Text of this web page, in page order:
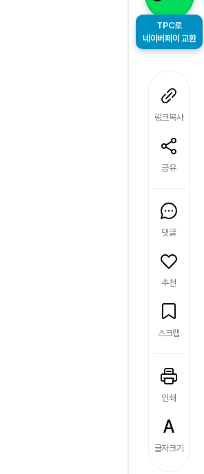
TPC로
네이버페이 교환
링크복사
공유
댓글
추천
스크랩
인쇄
글자크기